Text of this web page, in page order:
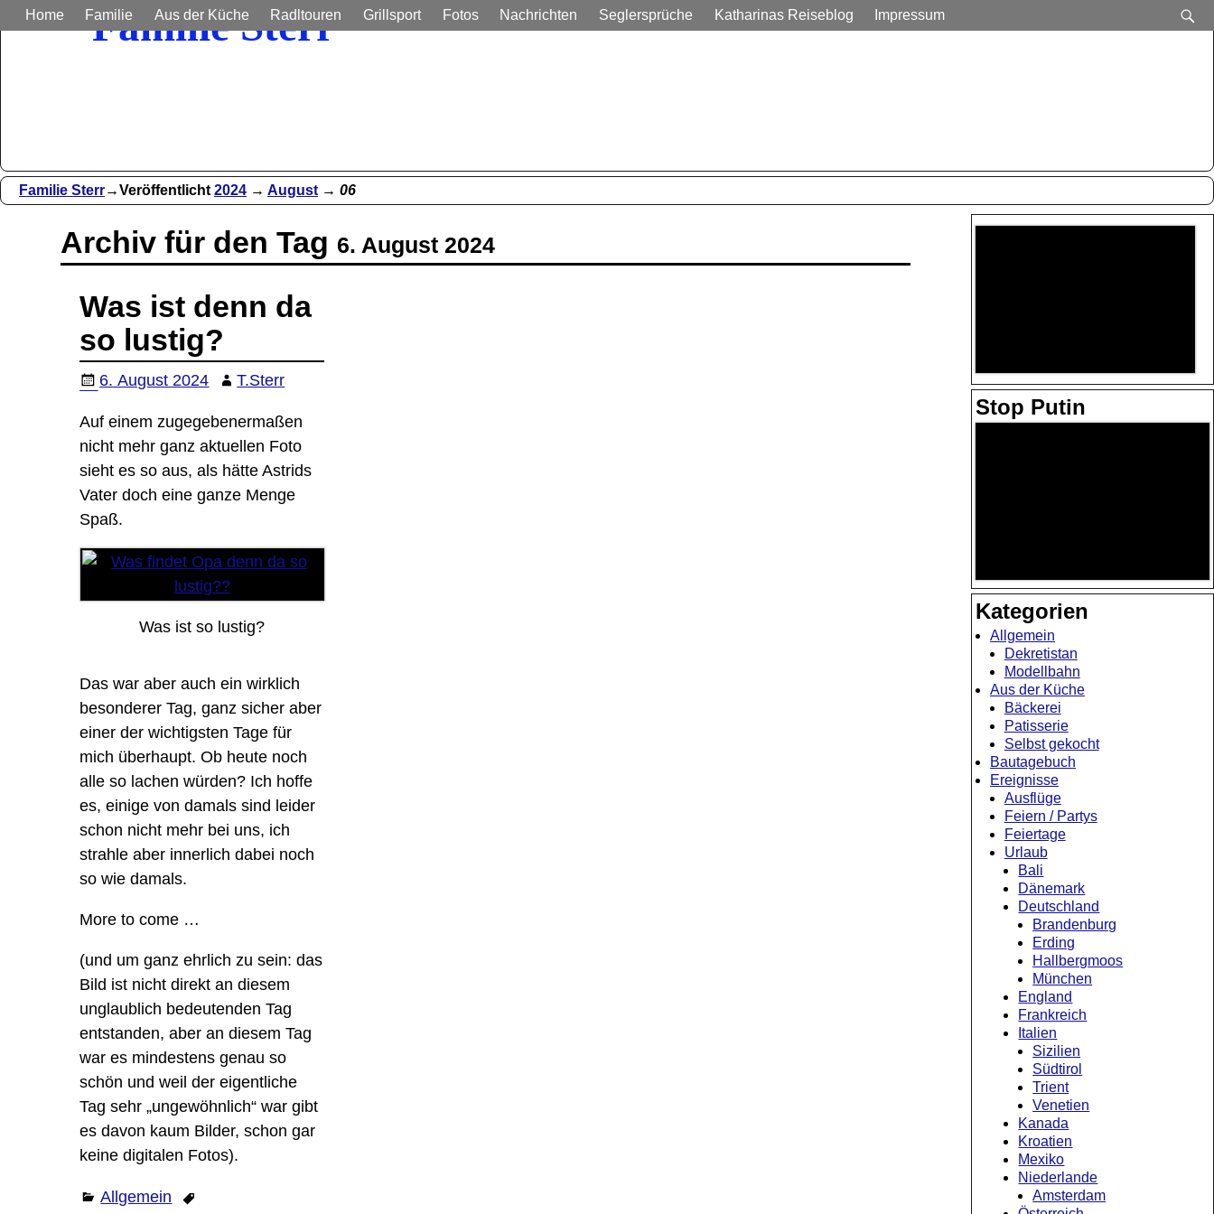
Home Familie Aus der Küche Radltouren Grillsport Fotos Nachrichten Seglersprüche Katharinas Reiseblog Impressum
Familie Sterr
Familie Sterr→Veröffentlicht 2024 → August → 06
Archiv für den Tag 6. August 2024
Was ist denn da
so lustig?
6. August 2024 T.Sterr
Auf einem zugegebenermaßen
nicht mehr ganz aktuellen Foto
sieht es so aus, als hätte Astrids
Vater doch eine ganze Menge
Spaß.
Was ist so lustig?
Das war aber auch ein wirklich
besonderer Tag, ganz sicher aber
einer der wichtigsten Tage für
mich überhaupt. Ob heute noch
alle so lachen würden? Ich hoffe
es, einige von damals sind leider
schon nicht mehr bei uns, ich
strahle aber innerlich dabei noch
so wie damals.
More to come …
(und um ganz ehrlich zu sein: das
Bild ist nicht direkt an diesem
unglaublich bedeutenden Tag
entstanden, aber an diesem Tag
war es mindestens genau so
schön und weil der eigentliche
Tag sehr „ungewöhnlich“ war gibt
es davon kaum Bilder, schon gar
keine digitalen Fotos).
Allgemein
Stop Putin
Kategorien
Allgemein
Dekretistan
Modellbahn
Aus der Küche
Bäckerei
Patisserie
Selbst gekocht
Bautagebuch
Ereignisse
Ausflüge
Feiern / Partys
Feiertage
Urlaub
Bali
Dänemark
Deutschland
Brandenburg
Erding
Hallbergmoos
München
England
Frankreich
Italien
Sizilien
Südtirol
Trient
Venetien
Kanada
Kroatien
Mexiko
Niederlande
Amsterdam